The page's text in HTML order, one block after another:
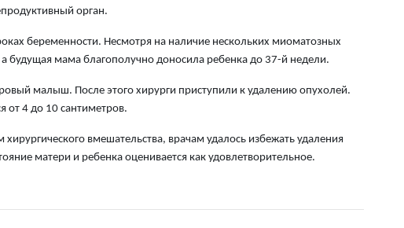
орган.
беременности. Несмотря на наличие нескольких миоматозных
будущая мама благополучно доносила ребенка до 37-й недели.
малыш. После этого хирурги приступили к удалению опухолей.
от 4 до 10 сантиметров.
вмешательства, врачам удалось избежать удаления
матери и ребенка оценивается как удовлетворительное.